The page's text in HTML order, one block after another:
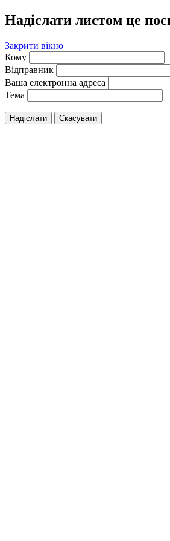
Надіслати листом це
Закрити вікно
Кому
Відправник
Ваша електронна адреса
Тема
Надіслати Скасувати